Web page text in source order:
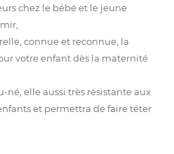
chez le bébé et le jeune
connue et reconnue, la
votre enfant dès la maternité
né, elle aussi très résistante aux
et permettra de faire téter